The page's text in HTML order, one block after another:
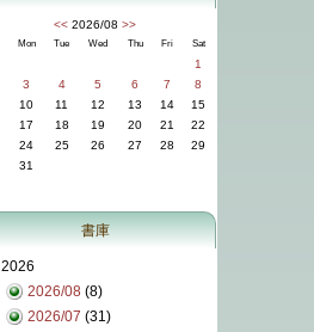
<< 2026/08 >>
Mon Tue Wed Thu Fri Sat
1
3 4 5 6 7
8
10 11 12 13 14
15
17 18 19 20 21
22
24 25 26 27 28
29
31
書庫
2026
2026/08 (8)
2026/07 (31)